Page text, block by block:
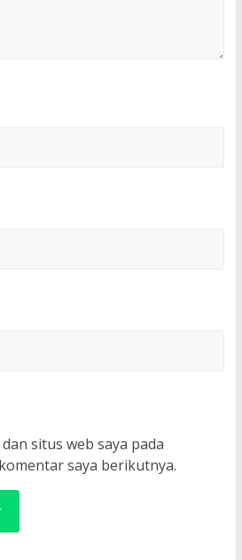
situs web saya pada
saya berikutnya.